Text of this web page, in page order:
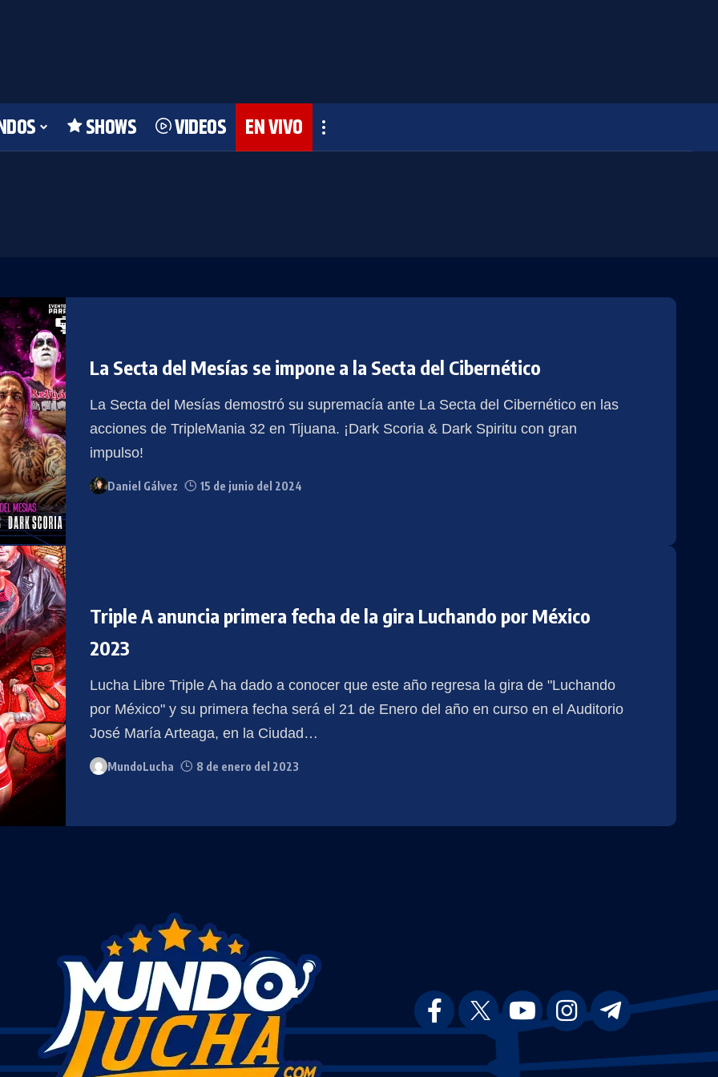
SHOWS VIDEOS EN VIVO
La Secta del Mesías se impone a la Secta del Cibernético
La Secta del Mesías demostró su supremacía ante La Secta del Cibernético en las
acciones de TripleMania 32 en Tijuana. ¡Dark Scoria & Dark Spiritu con gran
impulso!
Daniel Gálvez 15 de junio del 2024
Triple A anuncia primera fecha de la gira Luchando por México
2023
Lucha Libre Triple A ha dado a conocer que este año regresa la gira de "Luchando
por México" y su primera fecha será el 21 de Enero del año en curso en el Auditorio
José María Arteaga, en la Ciudad…
MundoLucha 8 de enero del 2023